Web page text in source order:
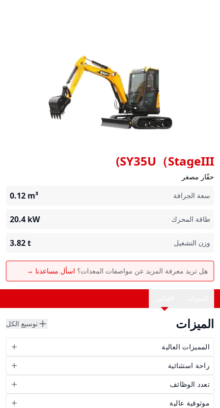
SY35U（StageIII)
حفّار مصغر
سعة الجرافة
0.12 m³
طاقة المحرك 20.4 kW
وزن التشغيل 3.82t
هل تريد معرفة المزيد عن مواصفات المعدات؟ اسأل مساعدنا →
الميزات توسيع الكل
المميزات العالية
راحة استثنائية
تعدد الوظائف
موثوقية عالية